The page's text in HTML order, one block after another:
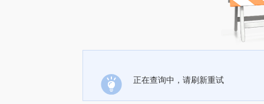
正在查询中，请刷新重试